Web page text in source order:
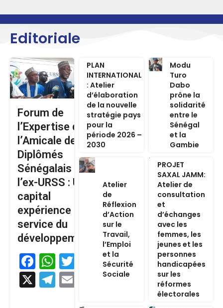
Editoriale
Forum de
l’Expertise de
l’Amicale des
Diplômés
Sénégalais de
l’ex-URSS : Un
capital
expérience au
service du
développement
Facebook
WhatsApp
Twitter
X
Telegram
Email
PLAN
INTERNATIONAL
: Atelier
d’élaboration
de la nouvelle
stratégie pays
pour la
période 2026 –
2030
Modu
Turo
Dabo
prône la
solidarité
entre le
Sénégal
et la
Gambie
Atelier
de
Réflexion
d’Action
sur le
Travail,
l’Emploi
et la
Sécurité
Sociale
PROJET
SAXAL JAMM:
Atelier de
consultation
et
d’échanges
avec les
femmes, les
jeunes et les
personnes
handicapées
sur les
réformes
électorales